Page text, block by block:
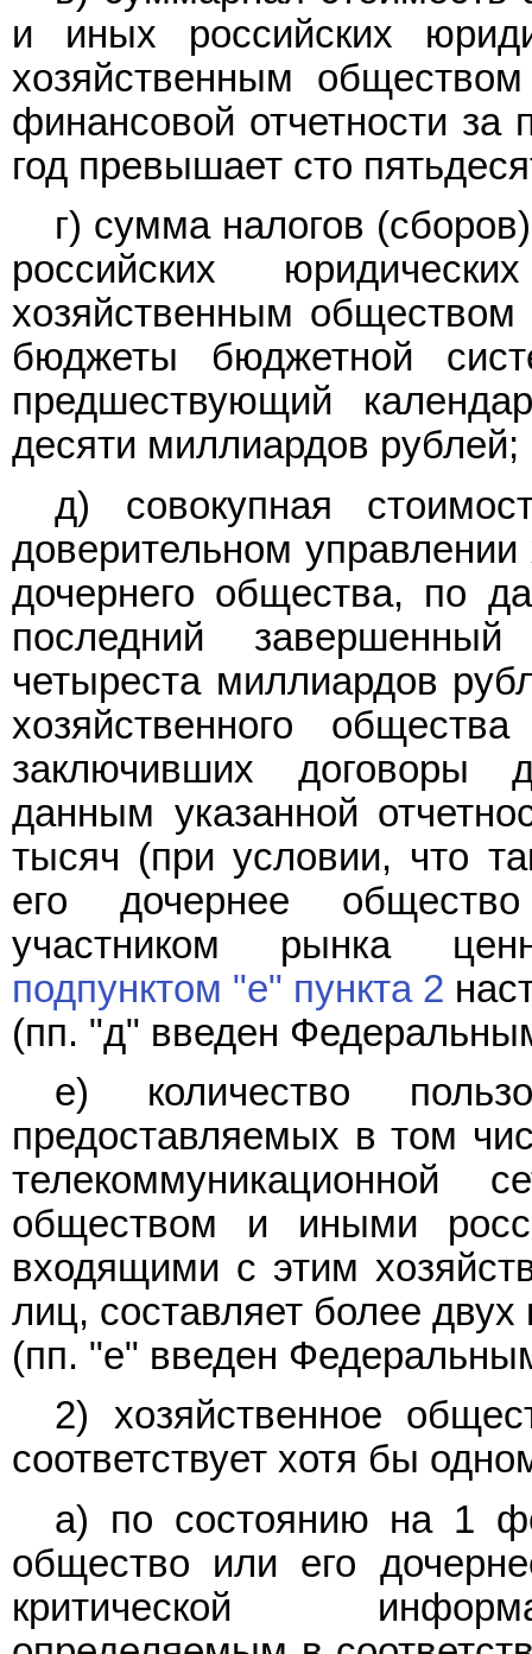
и иных российских
хозяйственным
финансовой отчетности за
год превышает сто
г) сумма налогов
российских
хозяйственным
бюджеты бюджетной
предшествующий
десяти миллиардов рублей;
д) совокупная
доверительном
дочернего общества, по
последний
четыреста миллиардов
хозяйственного
заключивших договоры
данным указанной
тысяч (при условии, что
его дочернее
участником рынка
подпунктом "е" пункта 2
(пп. "д" введен
е) количество
предоставляемых в том
телекоммуникационной
обществом и иными
входящими с этим
лиц, составляет более
(пп. "е" введен
2) хозяйственное
соответствует хотя бы
а) по состоянию на 1
общество или его
критической